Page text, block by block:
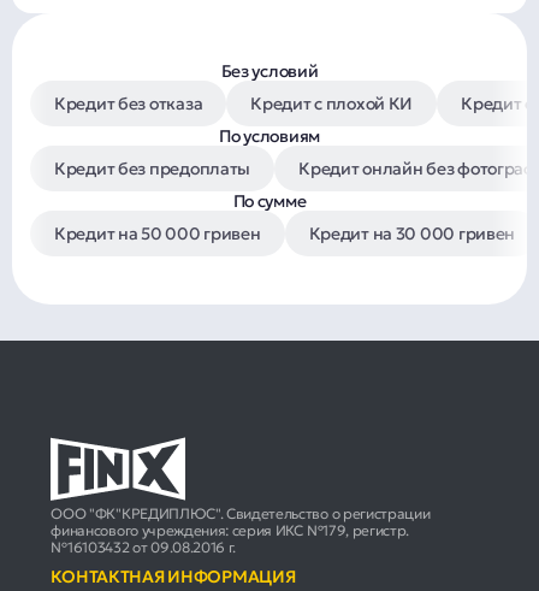
Без условий
Кредит без отказа
Кредит с плохой КИ
Кредит с
По условиям
Кредит без предоплаты
Кредит онлайн без
По сумме
Кредит на 50 000 гривен
Кредит на 30 000 гривен
ООО "ФК"КРЕДИПЛЮС". Свидетельство о регистрации
финансового учреждения: серия ИКС №179, регистр.
№16103432 от 09.08.2016 г.
КОНТАКТНАЯ ИНФОРМАЦИЯ